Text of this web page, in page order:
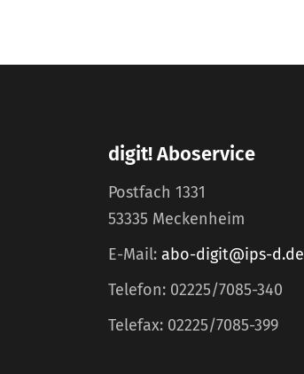
digit! Aboservice
Postfach 1331
53335 Meckenheim
E-Mail: abo-digit@ips-d.de
Telefon: 02225/7085-340
Telefax: 02225/7085-399